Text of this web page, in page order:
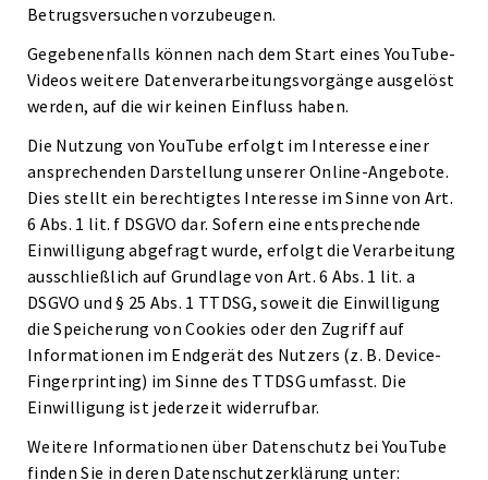
Betrugsversuchen vorzubeugen.
Gegebenenfalls können nach dem Start eines YouTube-
Videos weitere Datenverarbeitungsvorgänge ausgelöst
werden, auf die wir keinen Einfluss haben.
Die Nutzung von YouTube erfolgt im Interesse einer
ansprechenden Darstellung unserer Online-Angebote.
Dies stellt ein berechtigtes Interesse im Sinne von Art.
6 Abs. 1 lit. f DSGVO dar. Sofern eine entsprechende
Einwilligung abgefragt wurde, erfolgt die Verarbeitung
ausschließlich auf Grundlage von Art. 6 Abs. 1 lit. a
DSGVO und § 25 Abs. 1 TTDSG, soweit die Einwilligung
die Speicherung von Cookies oder den Zugriff auf
Informationen im Endgerät des Nutzers (z. B. Device-
Fingerprinting) im Sinne des TTDSG umfasst. Die
Einwilligung ist jederzeit widerrufbar.
Weitere Informationen über Datenschutz bei YouTube
finden Sie in deren Datenschutzerklärung unter: